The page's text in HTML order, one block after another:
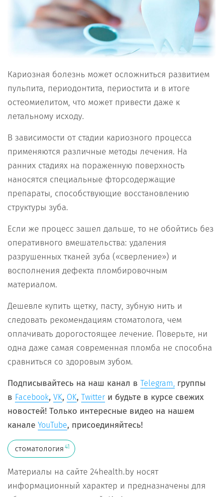
Кариозная болезнь может осложниться развитием
пульпита, периодонтита, периостита и в итоге
остеомиелитом, что может привести даже к
летальному исходу.
В зависимости от стадии кариозного процесса
применяются различные методы лечения. На
ранних стадиях на пораженную поверхность
наносятся специальные фторсодержащие
препараты, способствующие восстановлению
структуры зуба.
Если же процесс зашел дальше, то не обойтись без
оперативного вмешательства: удаления
разрушенных тканей зуба («сверление») и
восполнения дефекта пломбировочным
материалом.
Дешевле купить щетку, пасту, зубную нить и
следовать рекомендациям стоматолога, чем
оплачивать дорогостоящее лечение. Поверьте, ни
одна даже самая современная пломба не способна
сравниться со здоровым зубом.
Подписывайтесь на наш канал в Telegram, группы
в Facebook, VK, OK, Twitter и будьте в курсе свежих
новостей! Только интересные видео на нашем
канале YouTube, присоединяйтесь!
стоматология 41
Материалы на сайте 24health.by носят
информационный характер и предназначены для